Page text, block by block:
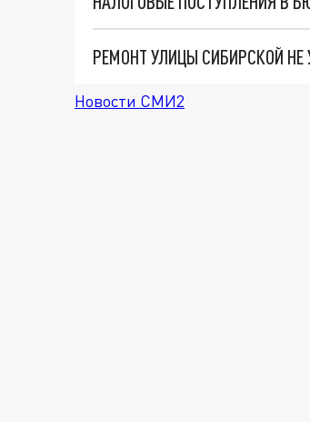
РЕМОНТ УЛИЦЫ СИБИРСКОЙ
Новости СМИ2